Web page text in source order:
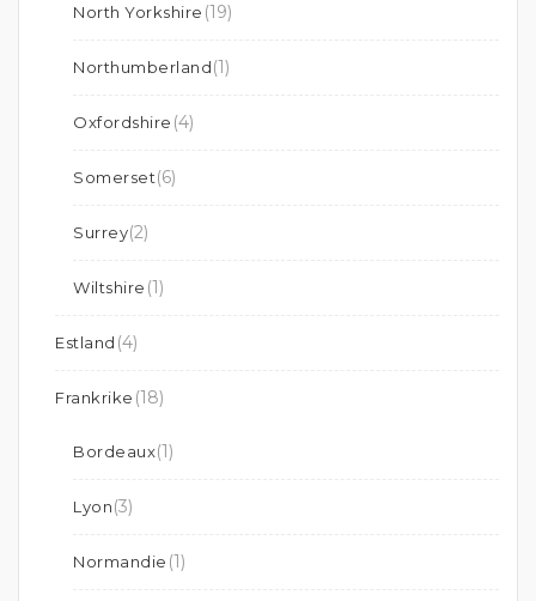
North Yorkshire (19)
Northumberland(1)
Oxfordshire (4)
Somerset(6)
Surrey(2)
Wiltshire (1)
Estland (4)
Frankrike (18)
Bordeaux(1)
Lyon(3)
Normandie (1)